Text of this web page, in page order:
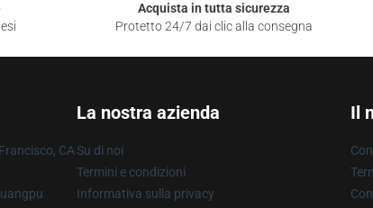
Acquista in tutta sicurezza
Protetto 24/7 dai clic alla consegna
CA
La nostra azienda
Su di noi
Termini e condizioni
Informativa sulla privacy
Il